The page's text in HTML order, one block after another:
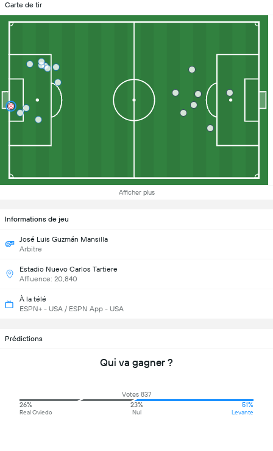
Carte de tir
Afficher plus
Informations de jeu
José Luis Guzmán Mansilla
Arbitre
Estadio Nuevo Carlos Tartiere
Affluence: 20,840
À la télé
ESPN+ - USA / ESPN App - USA
Prédictions
Qui va gagner ?
Votes 837
26%
Real Oviedo
23%
Nul
51%
Levante